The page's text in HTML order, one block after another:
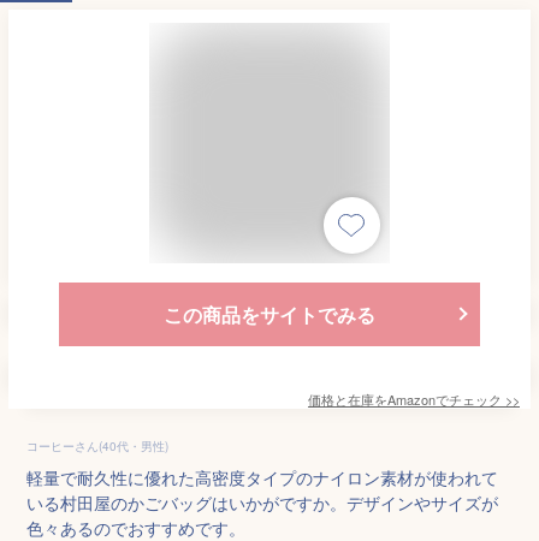
この商品をサイトでみる
価格と在庫をAmazonでチェック >>
コーヒーさん(40代・男性)
軽量で耐久性に優れた高密度タイプのナイロン素材が使われて
いる村田屋のかごバッグはいかがですか。デザインやサイズが
色々あるのでおすすめです。